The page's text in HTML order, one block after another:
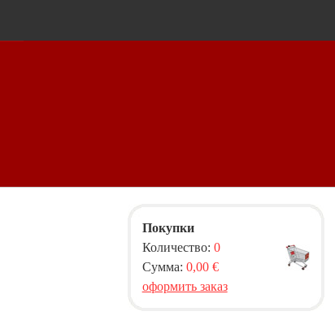
Покупки
Количество: 0
Сумма: 0,00 €
оформить заказ